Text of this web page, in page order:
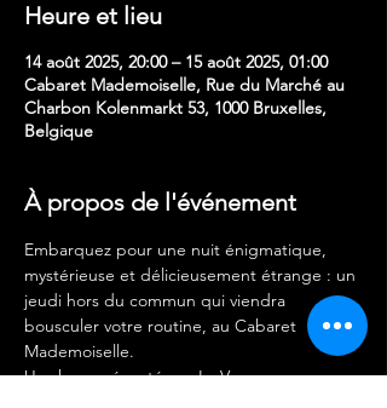
Heure et lieu
14 août 2025, 20:00 – 15 août 2025, 01:00
Cabaret Mademoiselle, Rue du Marché au
Charbon Kolenmarkt 53, 1000 Bruxelles,
Belgique
À propos de l'événement
Embarquez pour une nuit énigmatique,
mystérieuse et délicieusement étrange : un
jeudi hors du commun qui viendra
bousculer votre routine, au Cabaret
Mademoiselle.
Un show présenté par La Veuve…